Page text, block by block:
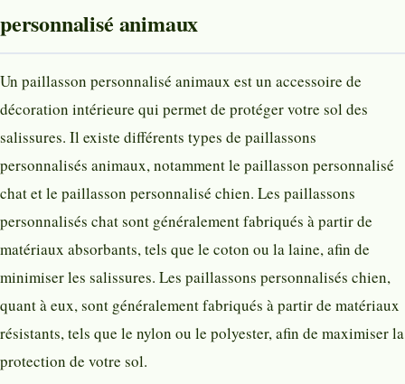
personnalisé animaux
Un paillasson personnalisé animaux est un accessoire de
décoration intérieure qui permet de protéger votre sol des
salissures. Il existe différents types de paillassons
personnalisés animaux, notamment le paillasson personnalisé
chat et le paillasson personnalisé chien. Les paillassons
personnalisés chat sont généralement fabriqués à partir de
matériaux absorbants, tels que le coton ou la laine, afin de
minimiser les salissures. Les paillassons personnalisés chien,
quant à eux, sont généralement fabriqués à partir de matériaux
résistants, tels que le nylon ou le polyester, afin de maximiser la
protection de votre sol.